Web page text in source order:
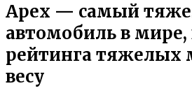
Apex — самый
автомобиль в мире,
рейтинга тяжелых
весу